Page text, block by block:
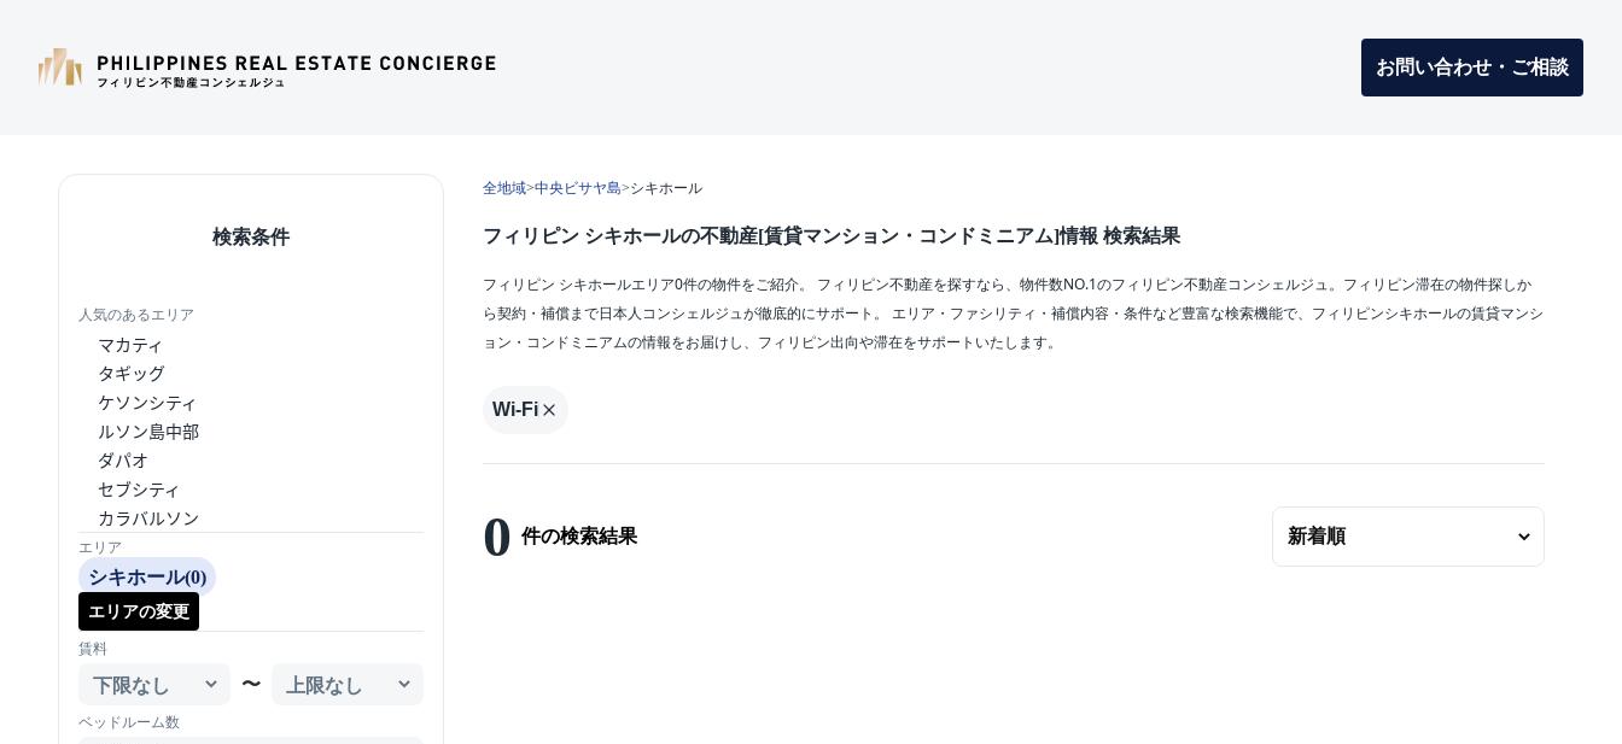
お問い合わせ・ご相談
検索条件
人気のあるエリア
マカティ
タギッグ
ケソンシティ
ルソン島中部
ダパオ
セブシティ
カラバルソン
エリア
シキホール(0)
エリアの変更
賃料
〜
ベッドルーム数
全地域>中央ビサヤ島>シキホール
フィリピン シキホールの不動産[賃貸マンション・コンドミニアム]情報 検索結果
フィリピン シキホールエリア0件の物件をご紹介。 フィリピン不動産を探すなら、物件数NO.1のフィリピン不動産コンシェルジュ。フィリピン滞在の物件探しか
ら契約・補償まで日本人コンシェルジュが徹底的にサポート。 エリア・ファシリティ・補償内容・条件など豊富な検索機能で、フィリピンシキホールの賃貸マンシ
ョン・コンドミニアムの情報をお届けし、フィリピン出向や滞在をサポートいたします。
Wi-Fi
0 件の検索結果